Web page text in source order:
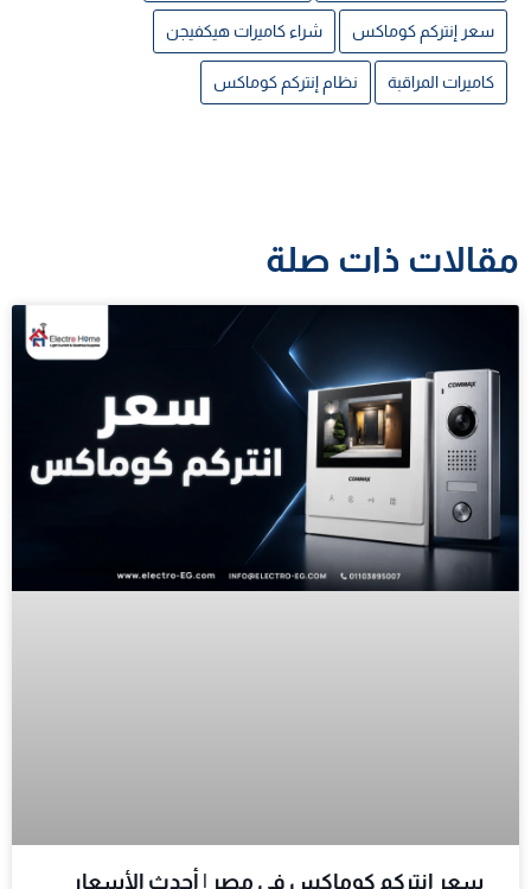
سعر إنتركم كوماكس شراء كاميرات هيكفيجن
كاميرات المراقبة نظام إنتركم كوماكس
مقالات ذات صلة
سعر انتركم كوماكس في مصر | أحدث الأسعار